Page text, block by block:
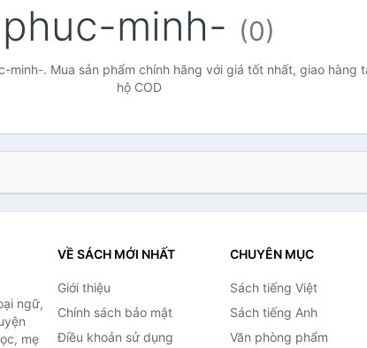
phuc-minh- (0)
minh-. Mua sản phẩm chính hãng với giá tốt nhất, giao hàng
hộ COD
ngữ,
mẹ
VỀ SÁCH MỚI NHẤT
Giới thiệu
Chính sách bảo mật
Điều khoản sử dụng
CHUYÊN MỤC
Sách tiếng Việt
Sách tiếng Anh
Văn phòng phẩm